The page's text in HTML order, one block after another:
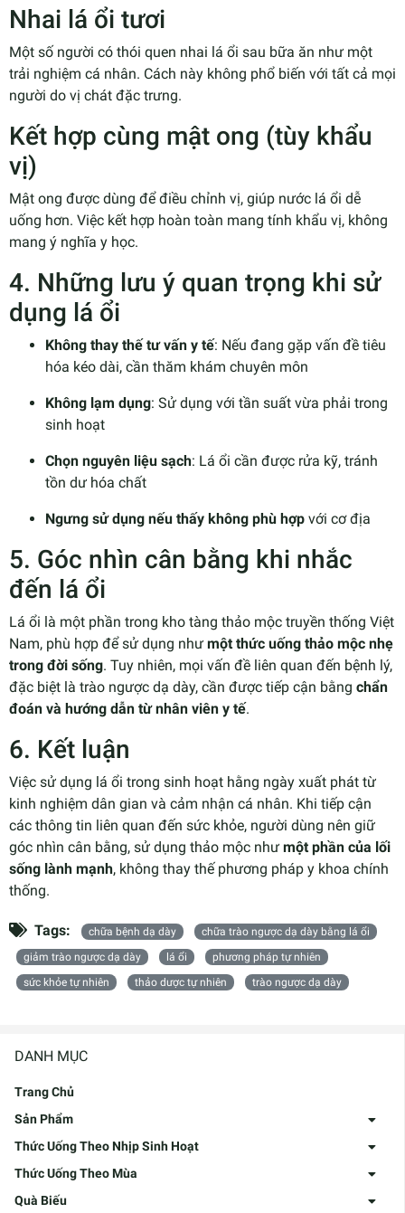
DANH MỤC
Trang Chủ
Sản Phẩm
Thức Uống Theo Nhịp Sinh Hoạt
Thức Uống Theo Mùa
Quà Biếu
Nhai lá ổi tươi
Một số người có thói quen nhai lá ổi sau bữa ăn như một
trải nghiệm cá nhân. Cách này không phổ biến với tất cả mọi
người do vị chát đặc trưng.
Kết hợp cùng mật ong (tùy khẩu
vị)
Mật ong được dùng để điều chỉnh vị, giúp nước lá ổi dễ
uống hơn. Việc kết hợp hoàn toàn mang tính khẩu vị, không
mang ý nghĩa y học.
4. Những lưu ý quan trọng khi sử
dụng lá ổi
Không thay thế tư vấn y tế: Nếu đang gặp vấn đề tiêu
hóa kéo dài, cần thăm khám chuyên môn
Không lạm dụng: Sử dụng với tần suất vừa phải trong
sinh hoạt
Chọn nguyên liệu sạch: Lá ổi cần được rửa kỹ, tránh
tồn dư hóa chất
Ngưng sử dụng nếu thấy không phù hợp với cơ địa
5. Góc nhìn cân bằng khi nhắc
đến lá ổi
Lá ổi là một phần trong kho tàng thảo mộc truyền thống Việt
Nam, phù hợp để sử dụng như một thức uống thảo mộc nhẹ
trong đời sống. Tuy nhiên, mọi vấn đề liên quan đến bệnh lý,
đặc biệt là trào ngược dạ dày, cần được tiếp cận bằng chẩn
đoán và hướng dẫn từ nhân viên y tế.
6. Kết luận
Việc sử dụng lá ổi trong sinh hoạt hằng ngày xuất phát từ
kinh nghiệm dân gian và cảm nhận cá nhân. Khi tiếp cận
các thông tin liên quan đến sức khỏe, người dùng nên giữ
góc nhìn cân bằng, sử dụng thảo mộc như một phần của lối
sống lành mạnh, không thay thế phương pháp y khoa chính
thống.
Tags: chữa bệnh dạ dày
chữa trào ngược dạ dày bằng lá ổi
giảm trào ngược dạ dày
lá ổi
phương pháp tự nhiên
sức khỏe tự nhiên
thảo dược tự nhiên trào ngược dạ dày